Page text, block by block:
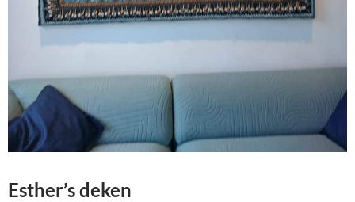
Esther’s deken